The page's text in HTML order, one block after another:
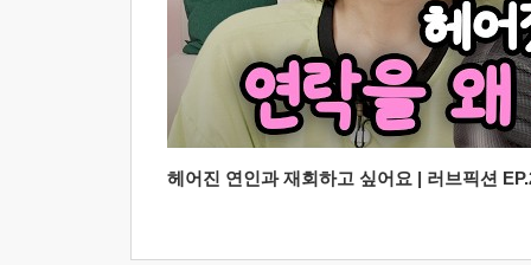
헤어진 연인과 재회하고 싶어요 | 러브픽션